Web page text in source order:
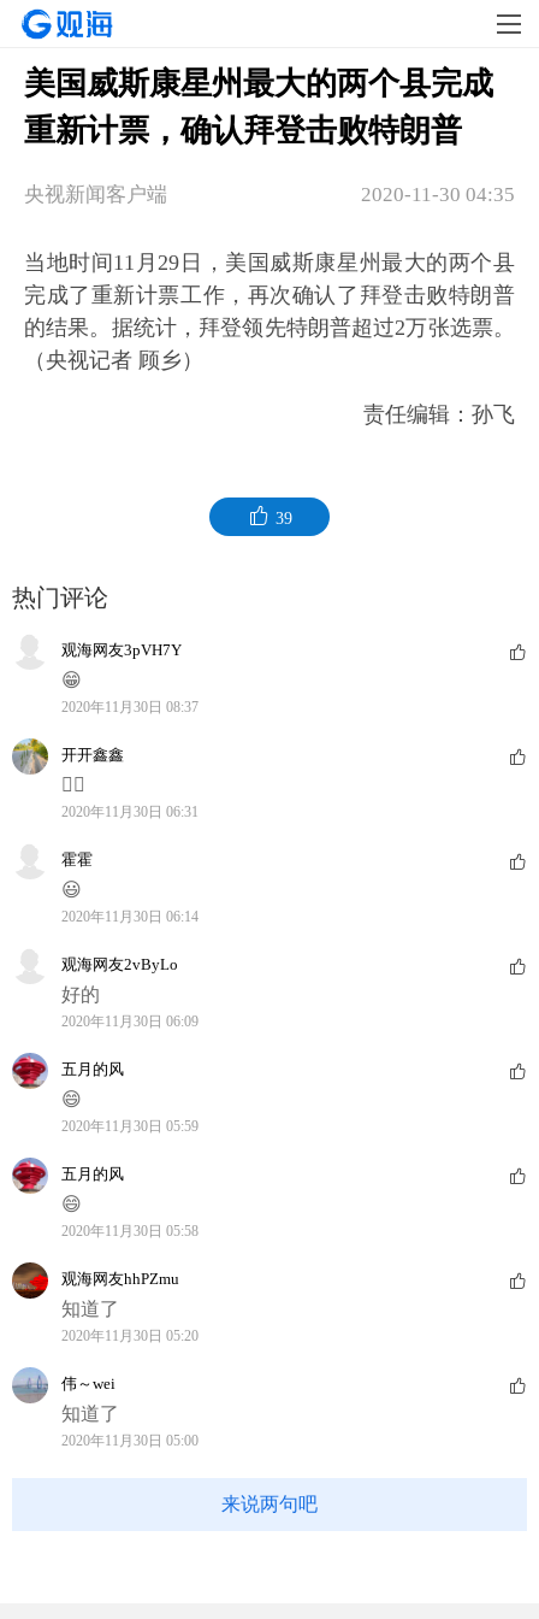
美国威斯康星州最大的两个县完成
重新计票，确认拜登击败特朗普
2020-11-30 04:35
央视新闻客户端
当地时间11月29日，美国威斯康星州最大的两个县
完成了重新计票工作，再次确认了拜登击败特朗普
的结果。据统计，拜登领先特朗普超过2万张选票。
（央视记者 顾乡）
责任编辑：孙飞
39
热门评论
观海网友3pVH7Y
😁
2020年11月30日 08:37
开开鑫鑫
👍🏻
2020年11月30日 06:31
霍霍
😃
2020年11月30日 06:14
观海网友2vByLo
好的
2020年11月30日 06:09
五月的风
😄
2020年11月30日 05:59
五月的风
😄
2020年11月30日 05:58
观海网友hhPZmu
知道了
2020年11月30日 05:20
伟～wei
知道了
2020年11月30日 05:00
来说两句吧